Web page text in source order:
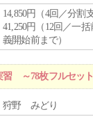
14,850円（4回／分割
41,250円（12回／一
義開始前まで）
～78枚フルセッ
狩野 みどり